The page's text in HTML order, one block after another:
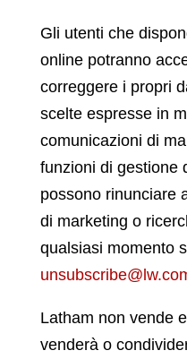
Gli utenti che
online potranno
correggere i propri
scelte espresse in
comunicazioni di
funzioni di gestione
possono rinunciare
di marketing o
qualsiasi momento
Latham non vende
venderà o